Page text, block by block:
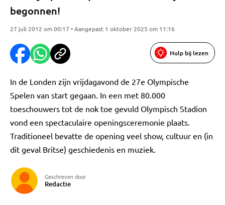
begonnen!
27 juli 2012 om 00:17 • Aangepast 1 oktober 2025 om 11:16
Hulp bij lezen
In de Londen zijn vrijdagavond de 27e Olympische
Spelen van start gegaan. In een met 80.000
toeschouwers tot de nok toe gevuld Olympisch Stadion
vond een spectaculaire openingsceremonie plaats.
Traditioneel bevatte de opening veel show, cultuur en (in
dit geval Britse) geschiedenis en muziek.
Geschreven door
Redactie